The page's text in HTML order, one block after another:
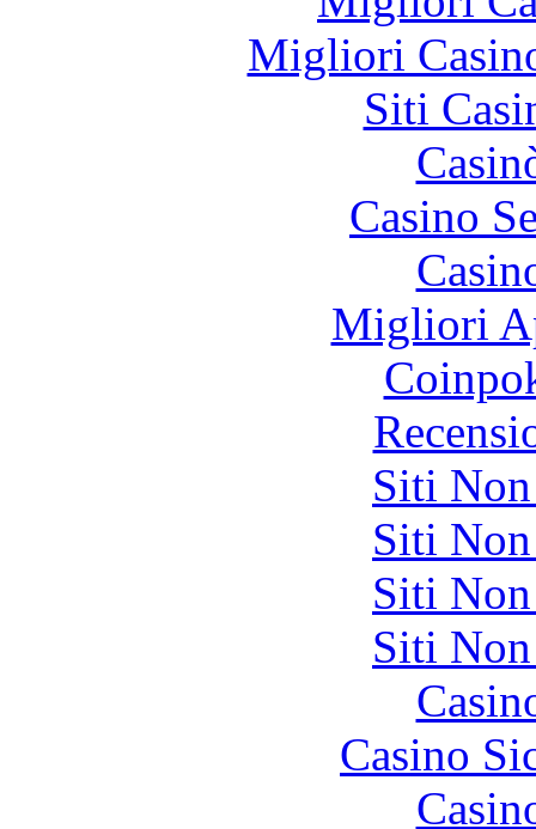
Migliori
Siti
Casino
Migliori
Siti
Siti
Siti
Siti
Casino